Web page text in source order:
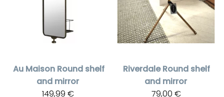
Au Maison Round shelf
and mirror
149,99 €
Riverdale Round shelf
and mirror
79,00 €